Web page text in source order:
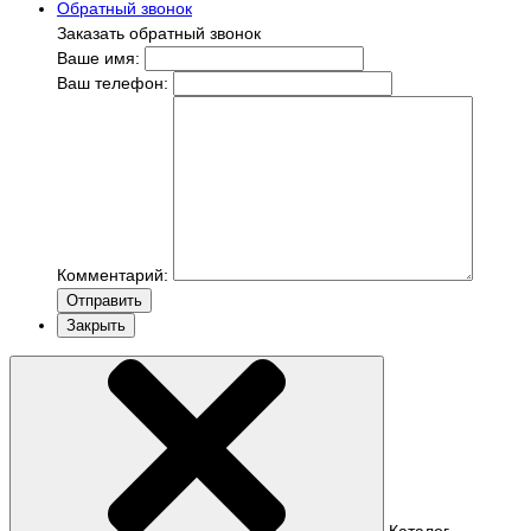
Обратный звонок
Заказать обратный звонок
Ваше имя:
Ваш телефон:
Комментарий:
Отправить
Закрыть